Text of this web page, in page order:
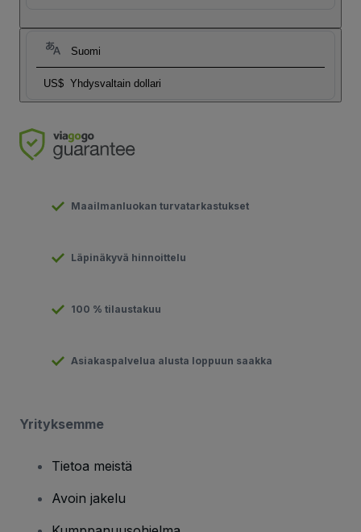
Suomi
US$ Yhdysvaltain dollari
Maailmanluokan turvatarkastukset
Läpinäkyvä hinnoittelu
100 % tilaustakuu
Asiakaspalvelua alusta loppuun saakka
Yrityksemme
Tietoa meistä
Avoin jakelu